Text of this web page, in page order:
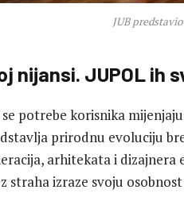
JUB
nijansi. JUPOL ih
se potrebe korisnika
prirodnu evoluciju
arhitekata i dizajnera
straha izraze svoju